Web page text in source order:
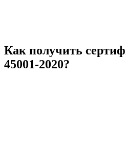
Как получить
45001-2020?